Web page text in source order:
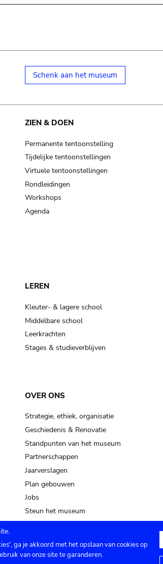
Schenk aan het museum
ZIEN & DOEN
Permanente tentoonstelling
Tijdelijke tentoonstellingen
Virtuele tentoonstellingen
Rondleidingen
Workshops
Agenda
LEREN
Kleuter- & lagere school
Middelbare school
Leerkrachten
Stages & studieverblijven
OVER ONS
Strategie, ethiek, organisatie
Geschiedenis & Renovatie
Standpunten van het museum
Partnerschappen
Jaarverslagen
Plan gebouwen
Jobs
Steun het museum
Privacy instellingen
ga je akkoord met het opslaan van cookies op
van onze site te garanderen.